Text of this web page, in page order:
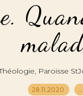
, Paroisse
28.11.2020 …